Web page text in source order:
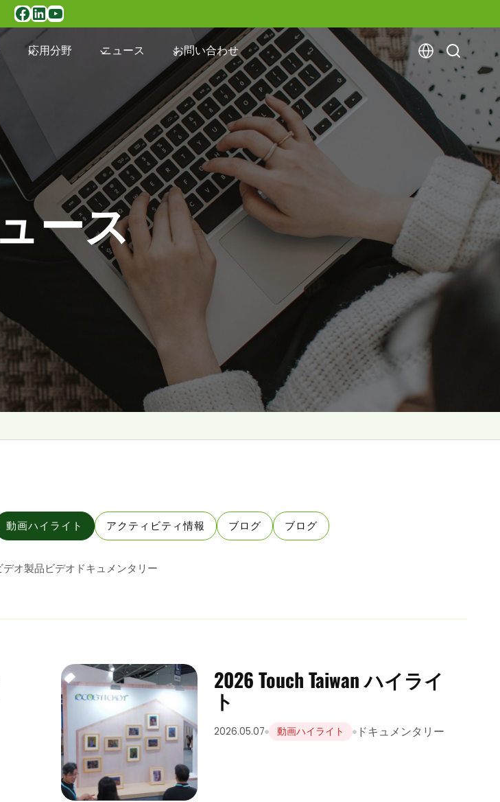
Facebook
LinkedIn
YouTube
応用分野 ニュース お問い合わせ
ース
動画ハイライト アクティビティ情報 ブログ ブログ
デオ製品ビデオ ドキュメンタリー
2026 Touch Taiwan ハイライ
ト
2026.05.07 動画ハイライト ドキュメンタリー